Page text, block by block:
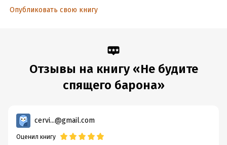
Опубликовать свою книгу
Отзывы на книгу «Не будите
спящего барона»
cervi...@gmail.com
Оценил книгу